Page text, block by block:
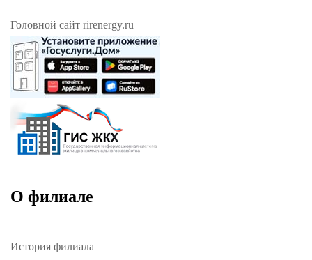
Головной сайт rirenergy.ru
О филиале
История филиала